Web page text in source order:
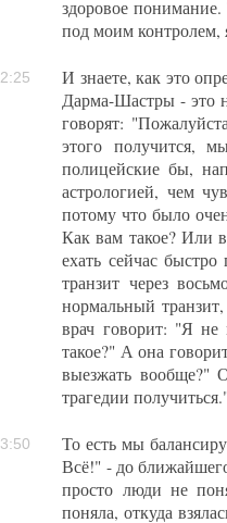
здоровое
под моим контролем,
И знаете, как это
Дарма-Шастры - это
говорят:
этого получится,
полицейские бы,
астрологией, чем
потому что было
Как вам такое? Или
ехать сейчас
транзит через
нормальный
врач говорит: "Я
такое?" А она
выезжать вообще?"
трагедии
То есть мы
Всё!" - до
просто люди не
поняла, откуда